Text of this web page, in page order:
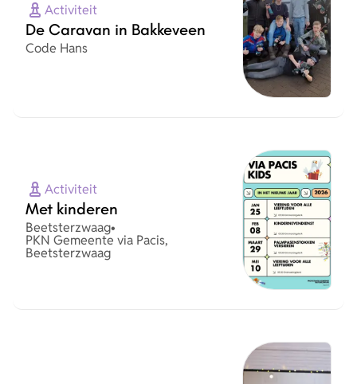
Activiteit
De Caravan in Bakkeveen
Organisatie
Code Hans
Activiteit
Met kinderen
Plaats
Beetsterzwaag•
Organisatie
PKN Gemeente via Pacis,
Beetsterzwaag